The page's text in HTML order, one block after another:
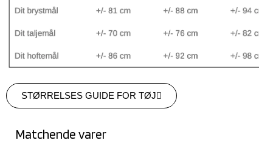
STØRRELSES GUIDE FOR TØJ
Matchende varer